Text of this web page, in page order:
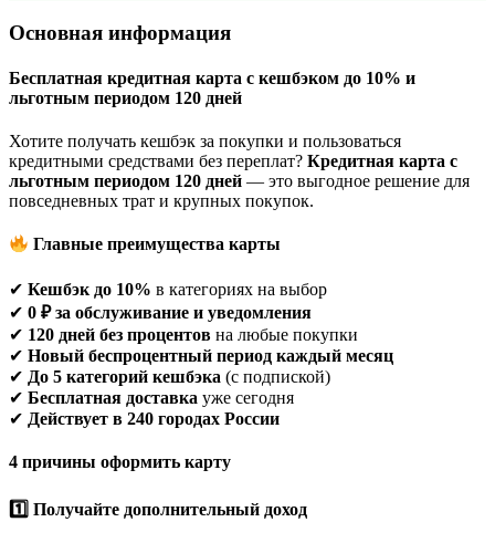
Основная информация
Бесплатная кредитная карта с кешбэком до 10% и
льготным периодом 120 дней
Хотите получать кешбэк за покупки и пользоваться
кредитными средствами без переплат? Кредитная карта с
льготным периодом 120 дней — это выгодное решение для
повседневных трат и крупных покупок.
Главные преимущества карты
✔ Кешбэк до 10% в категориях на выбор
✔ 0 ₽ за обслуживание и уведомления
✔ 120 дней без процентов на любые покупки
✔ Новый беспроцентный период каждый месяц
✔ До 5 категорий кешбэка (с подпиской)
✔ Бесплатная доставка уже сегодня
✔ Действует в 240 городах России
4 причины оформить карту
1 Получайте дополнительный доход